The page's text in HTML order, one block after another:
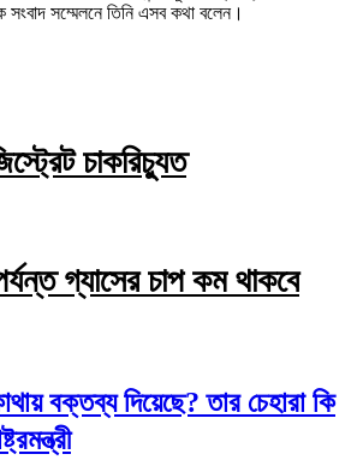
সংবাদ সম্মেলনে তিনি এসব কথা বলেন।
চাকরিচ্যুত
গ্যাসের চাপ কম থাকবে
বক্তব্য দিয়েছে? তার চেহারা কি